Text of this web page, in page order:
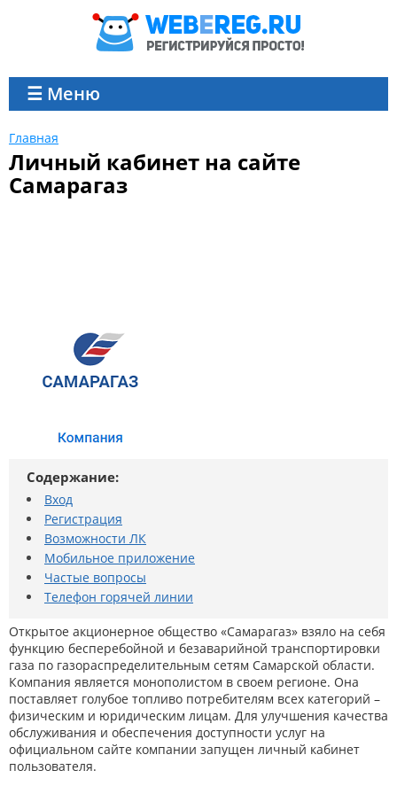
☰ Меню
Главная
Личный кабинет на сайте
Самарагаз
Содержание:
Вход
Регистрация
Возможности ЛК
Мобильное приложение
Частые вопросы
Телефон горячей линии
Открытое акционерное общество «Самарагаз» взяло на себя
функцию бесперебойной и безаварийной транспортировки
газа по газораспределительным сетям Самарской области.
Компания является монополистом в своем регионе. Она
поставляет голубое топливо потребителям всех категорий –
физическим и юридическим лицам. Для улучшения качества
обслуживания и обеспечения доступности услуг на
официальном сайте компании запущен личный кабинет
пользователя.